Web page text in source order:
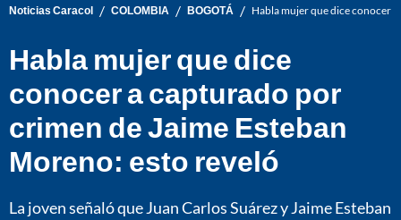
Noticias Caracol / COLOMBIA / BOGOTÁ / Habla mujer que dice conocer
Habla mujer que dice
conocer a capturado por
crimen de Jaime Esteban
Moreno: esto reveló
La joven señaló que Juan Carlos Suárez y Jaime Esteban